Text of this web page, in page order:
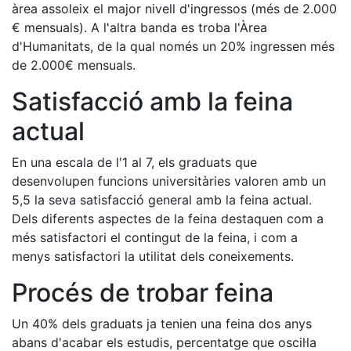
àrea assoleix el major nivell d'ingressos (més de 2.000
€ mensuals). A l'altra banda es troba l'Àrea
d'Humanitats, de la qual només un 20% ingressen més
de 2.000€ mensuals.
Satisfacció amb la feina
actual
En una escala de l'1 al 7, els graduats que
desenvolupen funcions universitàries valoren amb un
5,5 la seva satisfacció general amb la feina actual.
Dels diferents aspectes de la feina destaquen com a
més satisfactori el contingut de la feina, i com a
menys satisfactori la utilitat dels coneixements.
Procés de trobar feina
Un 40% dels graduats ja tenien una feina dos anys
abans d'acabar els estudis, percentatge que oscil·la